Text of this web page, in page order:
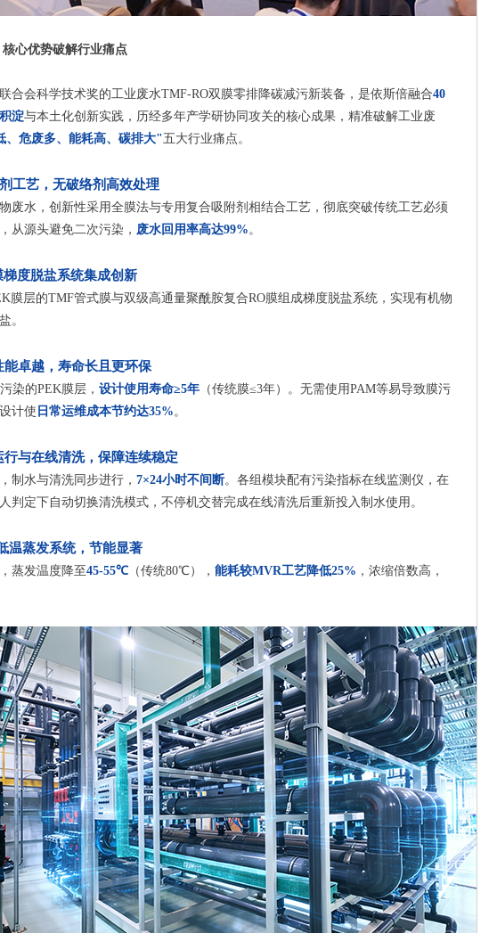
心优势破解行业痛点
合会科学技术奖的工业废水TMF-RO双膜零排降碳减污新装备，是依斯倍融合40
淀与本土化创新实践，历经多年产学研协同攻关的核心成果，精准破解工业废
、危废多、能耗高、碳排大"五大行业痛点。
工艺，无破络剂高效处理
废水，创新性采用全膜法与专用复合吸附剂相结合工艺，彻底突破传统工艺必须
从源头避免二次污染， 废水回用率高达99%。
度脱盐系统集成创新
膜层的TMF管式膜与双级高通量聚酰胺复合RO膜组成梯度脱盐系统，实现有机物
。
能卓越，寿命长且更环保
染的PEK膜层， 设计使用寿命≥5年 （传统膜≤3年）。无需使用PAM等易导致膜污
计使 日常运维成本节约达35%。
行与在线清洗，保障连续稳定
制水与清洗同步进行， 7×24小时不间断。各组模块配有污染指标在线监测仪，在
判定下自动切换清洗模式，不停机交替完成在线清洗后重新投入制水使用。
温蒸发系统，节能显著
蒸发温度降至45-55℃ （传统80℃）， 能耗较MVR工艺降低25% ，浓缩倍数高，